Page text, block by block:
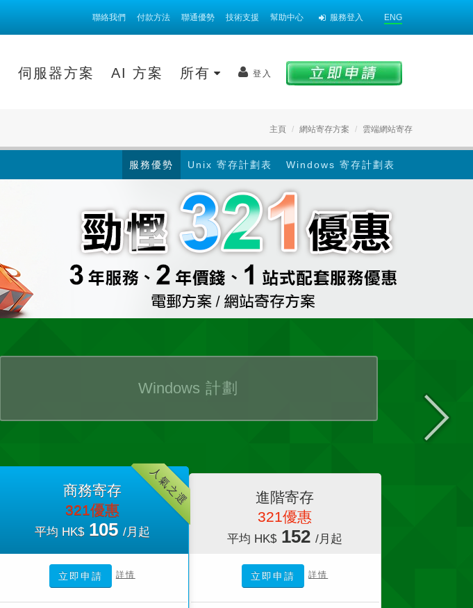
聯絡我們 付款方法 聯通優勢 技術支援 幫助中心 服務登入 ENG
伺服器方案 AI 方案 所有 登入
主頁 網站寄存方案 雲端網站寄存
Windows 寄存計劃表
Unix 寄存計劃表
服務優勢
Windows 計劃
人氣之選
商務寄存
321優惠
平均 HK$ 105 /月起
立即申請 詳情
進階寄存
321優惠
平均 HK$ 152 /月起
立即申請 詳情